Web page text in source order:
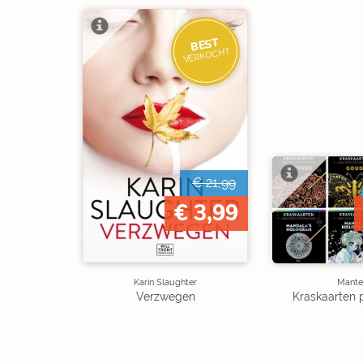
BEST
VERKOCHT
€ 21,99
€ 3,99
Karin Slaughter
Verzwegen Kraskaarten